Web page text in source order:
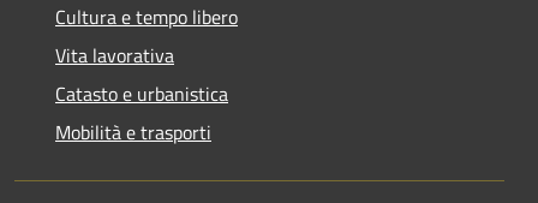
Cultura e tempo libero
Vita lavorativa
Catasto e urbanistica
Mobilità e trasporti